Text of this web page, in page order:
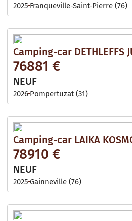
2025 Franqueville-Saint-Pierre (76)
Camping-car DETHLEFFS
76881 €
NEUF
2026 Pompertuzat (31)
Camping-car LAIKA
78910 €
NEUF
2025 Gainneville (76)